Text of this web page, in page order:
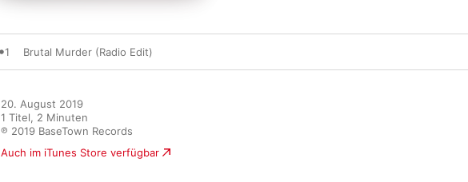
1 Brutal Murder (Radio Edit)
20. August 2019
1 Titel, 2 Minuten
℗ 2019 BaseTown Records
Auch im iTunes Store verfügbar